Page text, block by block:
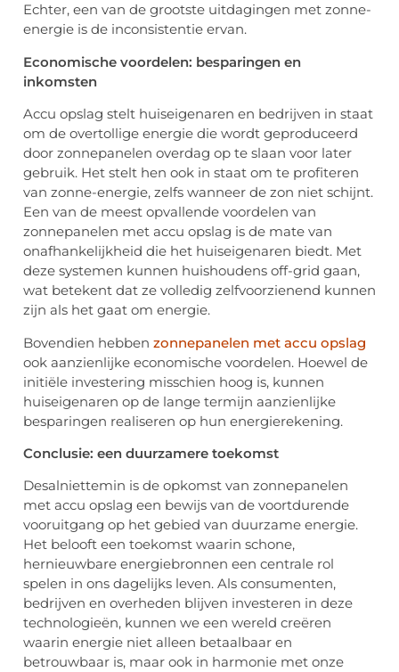
Echter, een van de grootste uitdagingen met zonne-
energie is de inconsistentie ervan.
Economische voordelen: besparingen en
inkomsten
Accu opslag stelt huiseigenaren en bedrijven in staat
om de overtollige energie die wordt geproduceerd
door zonnepanelen overdag op te slaan voor later
gebruik. Het stelt hen ook in staat om te profiteren
van zonne-energie, zelfs wanneer de zon niet schijnt.
Een van de meest opvallende voordelen van
zonnepanelen met accu opslag is de mate van
onafhankelijkheid die het huiseigenaren biedt. Met
deze systemen kunnen huishoudens off-grid gaan,
wat betekent dat ze volledig zelfvoorzienend kunnen
zijn als het gaat om energie.
Bovendien hebben zonnepanelen met accu opslag
ook aanzienlijke economische voordelen. Hoewel de
initiële investering misschien hoog is, kunnen
huiseigenaren op de lange termijn aanzienlijke
besparingen realiseren op hun energierekening.
Conclusie: een duurzamere toekomst
Desalniettemin is de opkomst van zonnepanelen
met accu opslag een bewijs van de voortdurende
vooruitgang op het gebied van duurzame energie.
Het belooft een toekomst waarin schone,
hernieuwbare energiebronnen een centrale rol
spelen in ons dagelijks leven. Als consumenten,
bedrijven en overheden blijven investeren in deze
technologieën, kunnen we een wereld creëren
waarin energie niet alleen betaalbaar en
betrouwbaar is, maar ook in harmonie met onze